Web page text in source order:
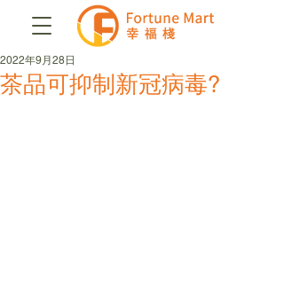
茶品可抑制新冠病毒?
2022年9月28日